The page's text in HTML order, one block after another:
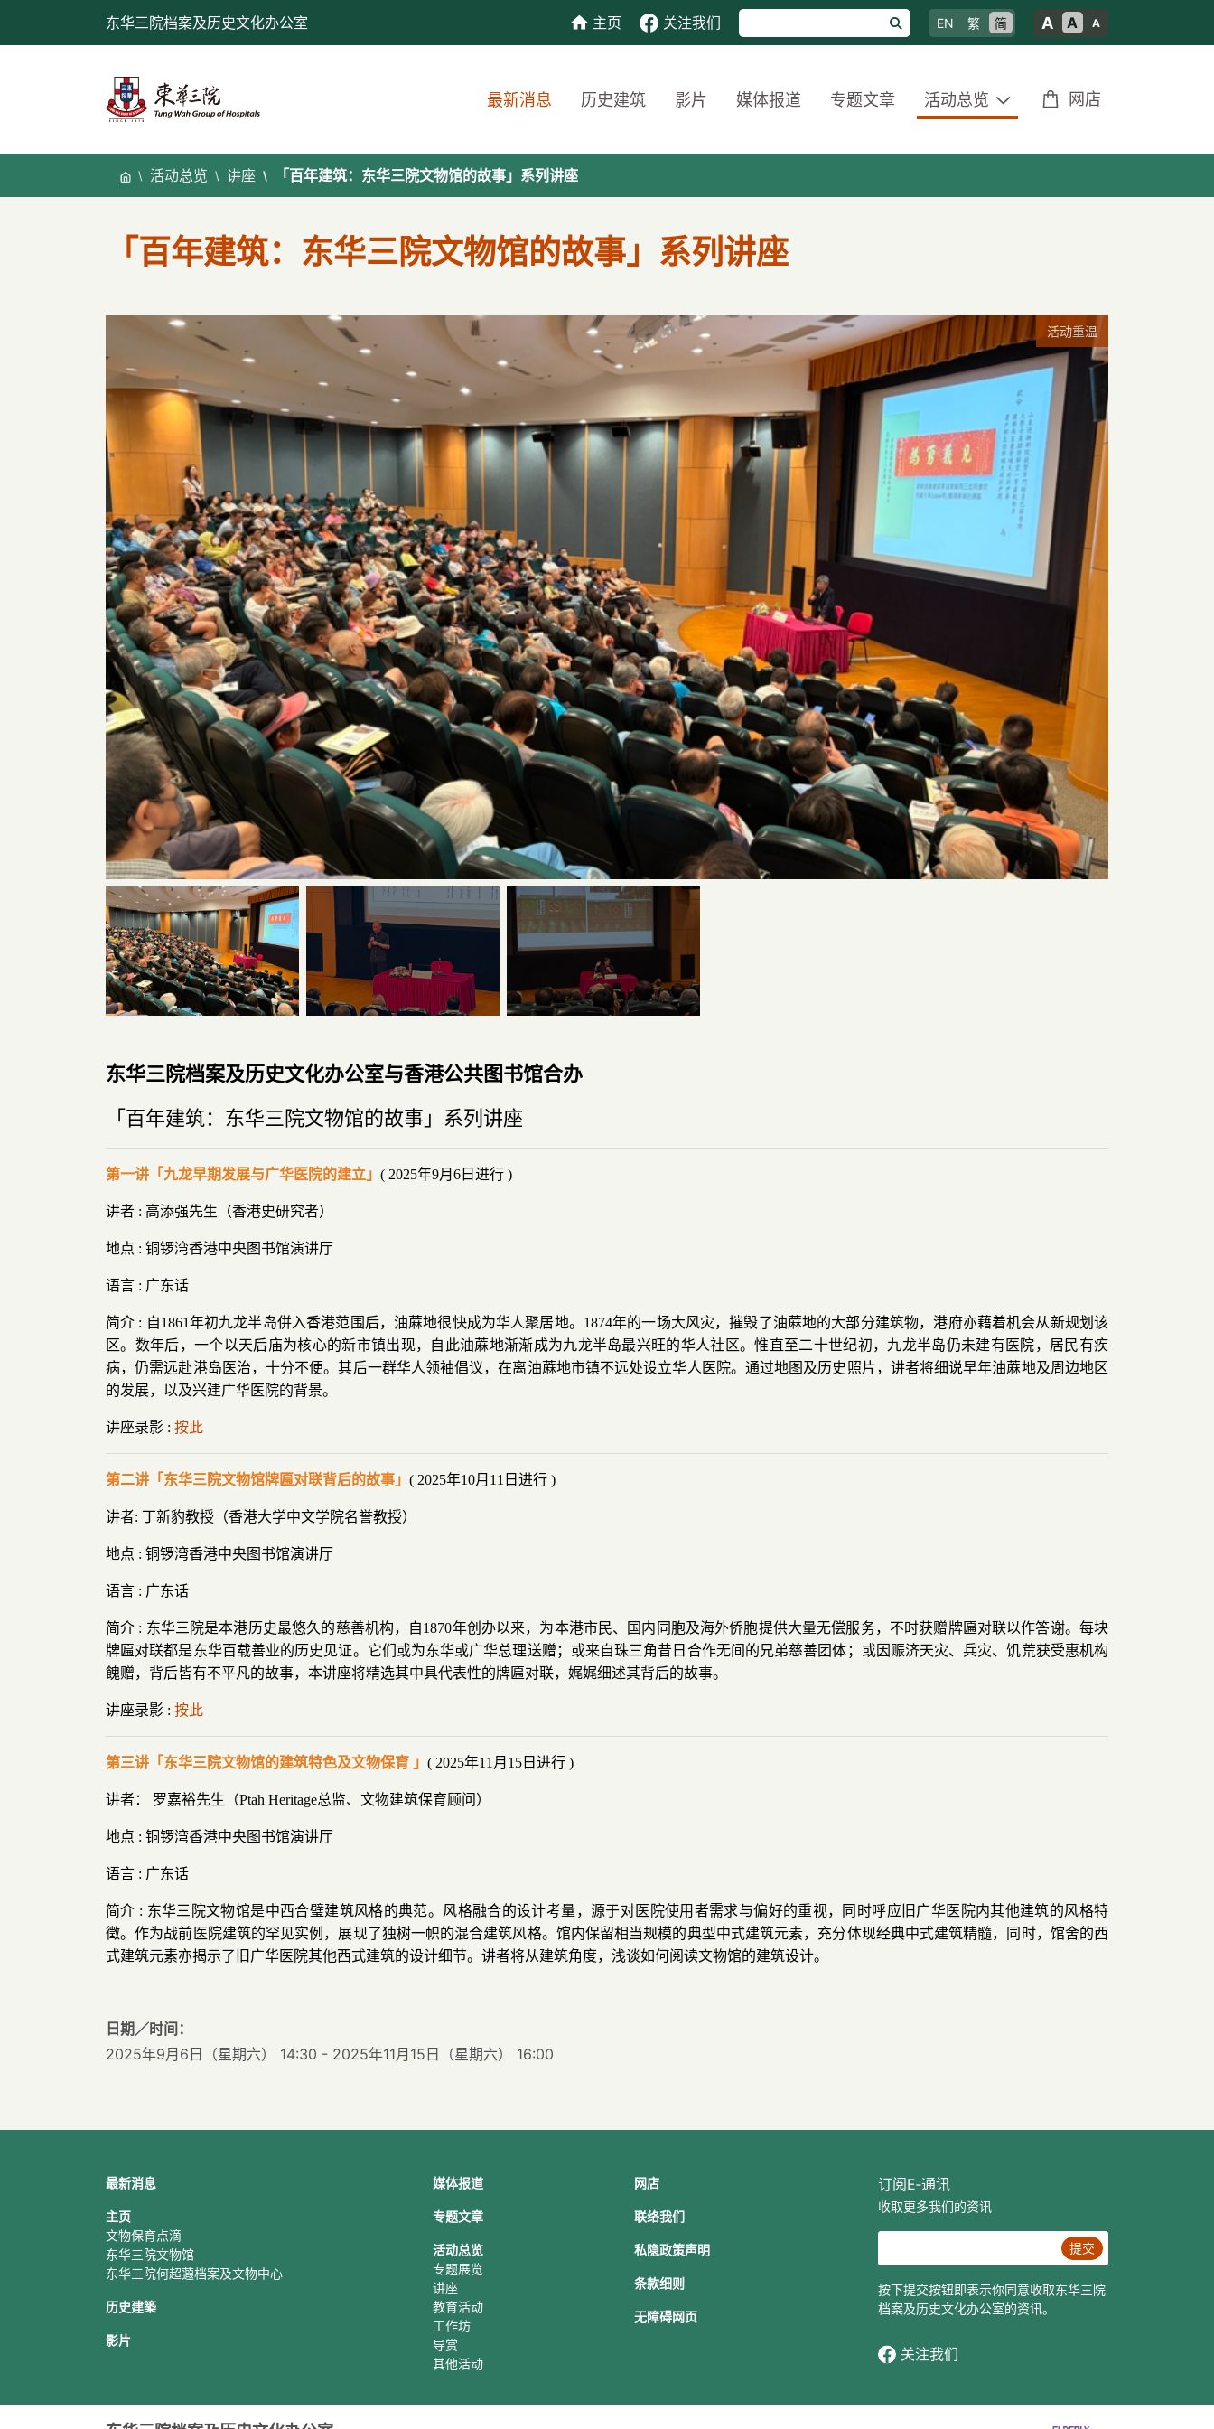
东华三院档案及历史文化办公室 主页 关注我们 EN 繁 简 A A A
最新消息 历史建筑 影片 媒体报道 专题文章 活动总览 网店
活动总览 讲座 「百年建筑：东华三院文物馆的故事」系列讲座
「百年建筑：东华三院文物馆的故事」系列讲座
活动重温
东华三院档案及历史文化办公室与香港公共图书馆合办
「百年建筑：东华三院文物馆的故事」系列讲座
第一讲「九龙早期发展与广华医院的建立」 ( 2025年9月6日进行 )
讲者 : 高添强先生（香港史研究者）
地点 : 铜锣湾香港中央图书馆演讲厅
语言 : 广东话
简介 : 自1861年初九龙半岛併入香港范围后，油蔴地很快成为华人聚居地。1874年的一场大风灾，摧毁了油蔴地的大部分建筑物，港府亦藉着机会从新规划该
区。数年后，一个以天后庙为核心的新市镇出现，自此油蔴地渐渐成为九龙半岛最兴旺的华人社区。惟直至二十世纪初，九龙半岛仍未建有医院，居民有疾
病，仍需远赴港岛医治，十分不便。其后一群华人领袖倡议，在离油蔴地市镇不远处设立华人医院。通过地图及历史照片，讲者将细说早年油蔴地及周边地区
的发展，以及兴建广华医院的背景。
讲座录影 : 按此
第二讲「东华三院文物馆牌匾对联背后的故事」 ( 2025年10月11日进行 )
讲者: 丁新豹教授（香港大学中文学院名誉教授）
地点 : 铜锣湾香港中央图书馆演讲厅
语言 : 广东话
简介 : 东华三院是本港历史最悠久的慈善机构，自1870年创办以来，为本港市民、国内同胞及海外侨胞提供大量无偿服务，不时获赠牌匾对联以作答谢。每块
牌匾对联都是东华百载善业的历史见证。它们或为东华或广华总理送赠；或来自珠三角昔日合作无间的兄弟慈善团体；或因赈济天灾、兵灾、饥荒获受惠机构
餽赠，背后皆有不平凡的故事，本讲座将精选其中具代表性的牌匾对联，娓娓细述其背后的故事。
讲座录影 : 按此
第三讲「东华三院文物馆的建筑特色及文物保育 」 ( 2025年11月15日进行 )
讲者： 罗嘉裕先生（Ptah Heritage总监、文物建筑保育顾问）
地点 : 铜锣湾香港中央图书馆演讲厅
语言 : 广东话
简介 : 东华三院文物馆是中西合璧建筑风格的典范。风格融合的设计考量，源于对医院使用者需求与偏好的重视，同时呼应旧广华医院内其他建筑的风格特
徵。作为战前医院建筑的罕见实例，展现了独树一帜的混合建筑风格。馆内保留相当规模的典型中式建筑元素，充分体现经典中式建筑精髓，同时，馆舍的西
式建筑元素亦揭示了旧广华医院其他西式建筑的设计细节。讲者将从建筑角度，浅谈如何阅读文物馆的建筑设计。
日期／时间：
2025年9月6日（星期六） 14:30 - 2025年11月15日（星期六） 16:00
最新消息
主页
文物保育点滴
东华三院文物馆
东华三院何超蕸档案及文物中心
历史建築
影片
媒体报道
专题文章
活动总览
专题展览
讲座
教育活动
工作坊
导赏
其他活动
网店
联络我们
私隐政策声明
条款细则
无障碍网页
订阅E‐通讯
收取更多我们的资讯
提交
按下提交按钮即表示你同意收取东华三院
档案及历史文化办公室的资讯。
关注我们